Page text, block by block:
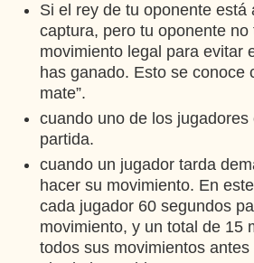
Si el rey de tu oponente está
captura, pero tu oponente no
movimiento legal para evitar
has ganado. Esto se conoce
mate”.
cuando uno de los jugadores
partida.
cuando un jugador tarda
hacer su movimiento. En
cada jugador 60 segundos
movimiento, y un total de 15
todos sus movimientos